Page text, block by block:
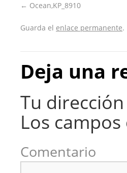
Ocean,KP_8910
Guarda el enlace permanente.
Deja una
Tu
Los
Comentario